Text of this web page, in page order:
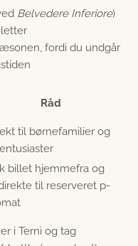
Belvedere Inferiore)
fordi du undgår
Råd
til børnefamilier og
billet hjemmefra og
til reserveret p-
i Terni og tag